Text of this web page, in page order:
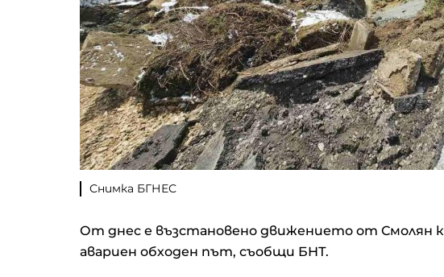
Снимка БГНЕС
От днес е възстановено движението от Смолян
авариен обходен път, съобщи БНТ.